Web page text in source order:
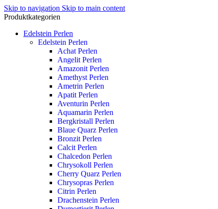
Skip to navigation Skip to main content
Produktkategorien
Edelstein Perlen
Edelstein Perlen
Achat Perlen
Angelit Perlen
Amazonit Perlen
Amethyst Perlen
Ametrin Perlen
Apatit Perlen
Aventurin Perlen
Aquamarin Perlen
Bergkristall Perlen
Blaue Quarz Perlen
Bronzit Perlen
Calcit Perlen
Chalcedon Perlen
Chrysokoll Perlen
Cherry Quarz Perlen
Chrysopras Perlen
Citrin Perlen
Drachenstein Perlen